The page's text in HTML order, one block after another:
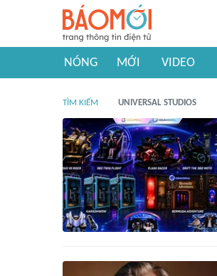
NÓNG MỚI VIDEO
TÌM KIẾM UNIVERSAL STUDIOS